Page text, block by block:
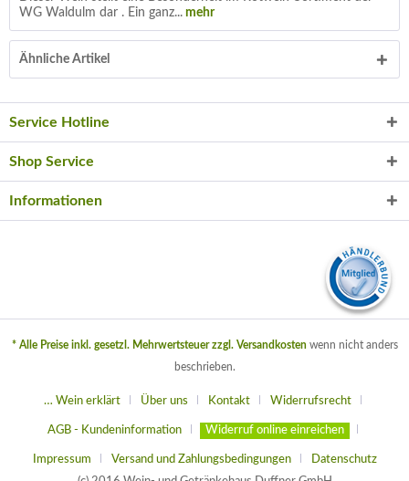
WG Waldulm dar . Ein ganz... mehr
Ähnliche Artikel
Service Hotline
Shop Service
Informationen
* Alle Preise inkl. gesetzl. Mehrwertsteuer zzgl. Versandkostenwenn nicht anders
beschrieben.
… Wein erklärt Über uns Kontakt Widerrufsrecht
AGB - Kundeninformation Widerruf online einreichen
Impressum Versand und Zahlungsbedingungen
Datenschutz